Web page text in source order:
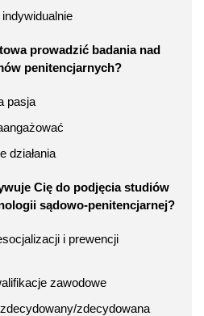
prowadzić badania nad
penitencjarnych?
pasja
działania
Cię do podjęcia studiów
sądowo-penitencjarnej?
i prewencji
zawodowe
zdecydowana